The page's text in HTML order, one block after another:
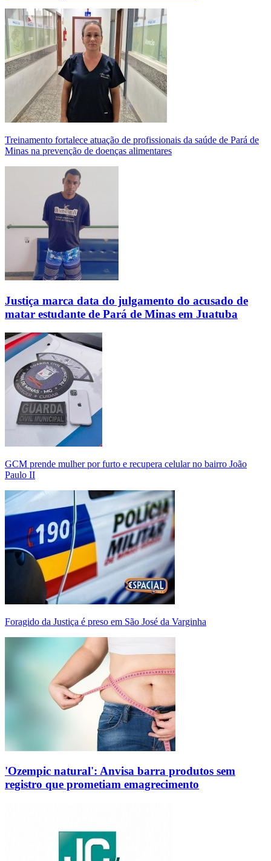
Treinamento fortalece atuação de profissionais da saúde de Pará de
Minas na prevenção de doenças alimentares
Justiça marca data do julgamento do acusado de
matar estudante de Pará de Minas em Juatuba
GCM prende mulher por furto e recupera celular no bairro João
Paulo II
Foragido da Justiça é preso em São José da Varginha
'Ozempic natural': Anvisa barra produtos sem
registro que prometiam emagrecimento